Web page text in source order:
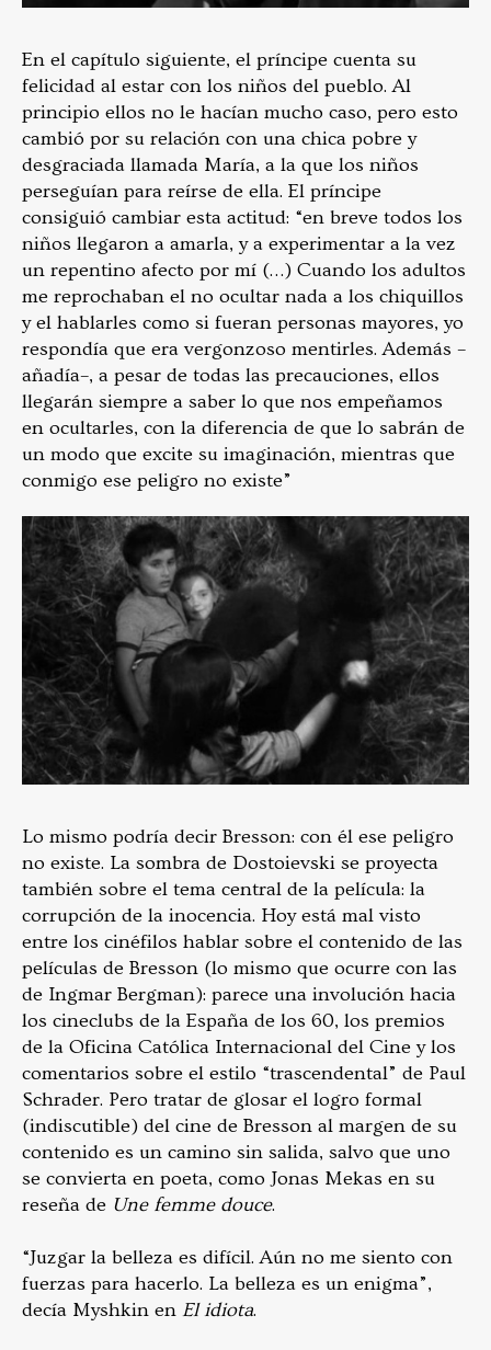
En el capítulo siguiente, el príncipe cuenta su
felicidad al estar con los niños del pueblo. Al
principio ellos no le hacían mucho caso, pero esto
cambió por su relación con una chica pobre y
desgraciada llamada María, a la que los niños
perseguían para reírse de ella. El príncipe
consiguió cambiar esta actitud: “en breve todos los
niños llegaron a amarla, y a experimentar a la vez
un repentino afecto por mí (…) Cuando los adultos
me reprochaban el no ocultar nada a los chiquillos
y el hablarles como si fueran personas mayores, yo
respondía que era vergonzoso mentirles. Además –
añadía–, a pesar de todas las precauciones, ellos
llegarán siempre a saber lo que nos empeñamos
en ocultarles, con la diferencia de que lo sabrán de
un modo que excite su imaginación, mientras que
conmigo ese peligro no existe”
Lo mismo podría decir Bresson: con él ese peligro
no existe. La sombra de Dostoievski se proyecta
también sobre el tema central de la película: la
corrupción de la inocencia. Hoy está mal visto
entre los cinéfilos hablar sobre el contenido de las
películas de Bresson (lo mismo que ocurre con las
de Ingmar Bergman): parece una involución hacia
los cineclubs de la España de los 60, los premios
de la Oficina Católica Internacional del Cine y los
comentarios sobre el estilo “trascendental” de Paul
Schrader. Pero tratar de glosar el logro formal
(indiscutible) del cine de Bresson al margen de su
contenido es un camino sin salida, salvo que uno
se convierta en poeta, como Jonas Mekas en su
reseña de Une femme douce.
“Juzgar la belleza es difícil. Aún no me siento con
fuerzas para hacerlo. La belleza es un enigma”,
decía Myshkin en El idiota.